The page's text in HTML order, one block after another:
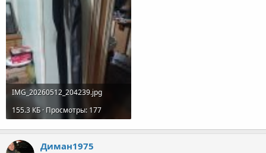
IMG_20260512_204239.jpg
155.3 КБ · Просмотры: 177
Диман1975